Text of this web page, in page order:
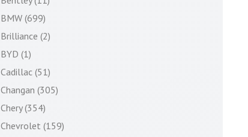
BMW (699)
Brilliance (2)
BYD (1)
Cadillac (51)
Changan (305)
Chery (354)
Chevrolet (159)